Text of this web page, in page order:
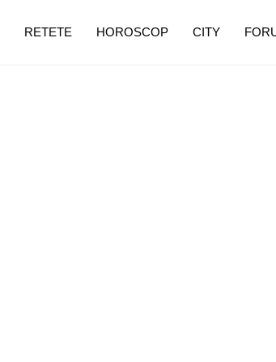
RETETE HOROSCOP CITY
de dureroasă este investigația